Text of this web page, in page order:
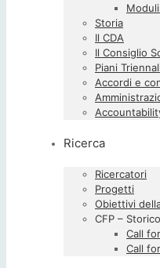
Storia
Il CDA
Il Consiglio
Piani
Accordi e
Ricerca
Ricercatori
Progetti
Obiettivi
CFP – Storico
Call
Call